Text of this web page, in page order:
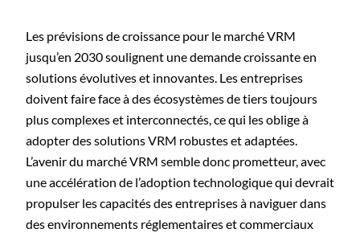
Les prévisions de croissance pour le marché VRM
jusqu’en 2030 soulignent une demande croissante en
solutions évolutives et innovantes. Les entreprises
doivent faire face à des écosystèmes de tiers toujours
plus complexes et interconnectés, ce qui les oblige à
adopter des solutions VRM robustes et adaptées.
L’avenir du marché VRM semble donc prometteur, avec
une accélération de l’adoption technologique qui devrait
propulser les capacités des entreprises à naviguer dans
des environnements réglementaires et commerciaux